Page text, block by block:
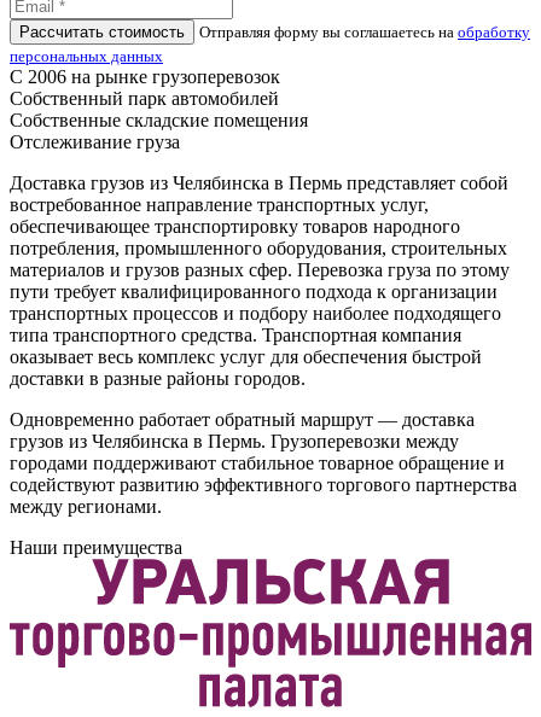
Рассчитать стоимость Отправляя форму вы соглашаетесь на обработку
персональных данных
С 2006 на рынке грузоперевозок
Собственный парк автомобилей
Собственные складские помещения
Отслеживание груза
Доставка грузов из Челябинска в Пермь представляет собой
востребованное направление транспортных услуг,
обеспечивающее транспортировку товаров народного
потребления, промышленного оборудования, строительных
материалов и грузов разных сфер. Перевозка груза по этому
пути требует квалифицированного подхода к организации
транспортных процессов и подбору наиболее подходящего
типа транспортного средства. Транспортная компания
оказывает весь комплекс услуг для обеспечения быстрой
доставки в разные районы городов.
Одновременно работает обратный маршрут — доставка
грузов из Челябинска в Пермь. Грузоперевозки между
городами поддерживают стабильное товарное обращение и
содействуют развитию эффективного торгового партнерства
между регионами.
Наши преимущества